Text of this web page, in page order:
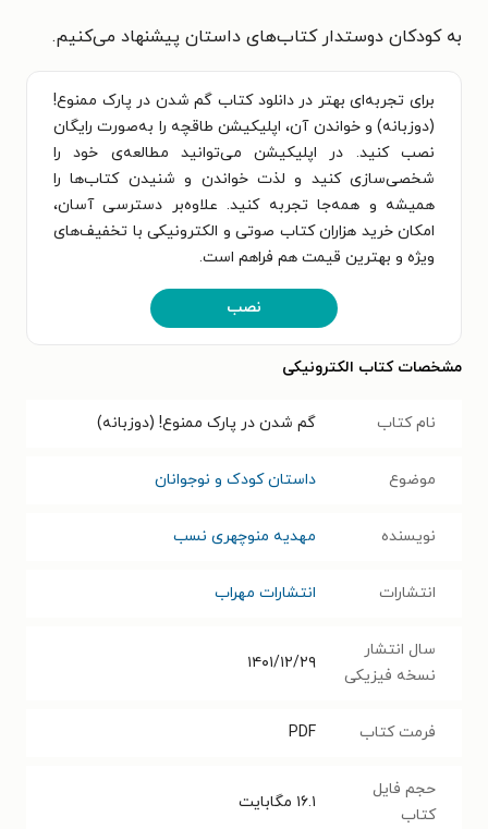
به کودکان دوستدار کتاب‌های داستان پیشنهاد می‌کنیم.
برای تجربه‌ای بهتر در دانلود کتاب گم شدن در پارک ممنوع!
(دوزبانه) و خواندن آن، اپلیکیشن طاقچه را به‌صورت رایگان
نصب کنید. در اپلیکیشن می‌توانید مطالعه‌ی خود را
شخصی‌سازی کنید و لذت خواندن و شنیدن کتاب‌ها را
همیشه و همه‌جا تجربه کنید. علاوه‌بر دسترسی آسان،
امکان خرید هزاران کتاب صوتی و الکترونیکی با تخفیف‌های
ویژه و بهترین قیمت هم فراهم است.
نصب
مشخصات کتاب الکترونیکی
نام کتاب گم شدن در پارک ممنوع! (دوزبانه)
موضوع داستان کودک و نوجوانان
نویسنده مهدیه منوچهری نسب
انتشارات انتشارات مهراب
سال انتشار
نسخه فیزیکی
۱۴۰۱/۱۲/۲۹
فرمت کتاب PDF
حجم فایل
کتاب
۱۶.۱ مگابایت